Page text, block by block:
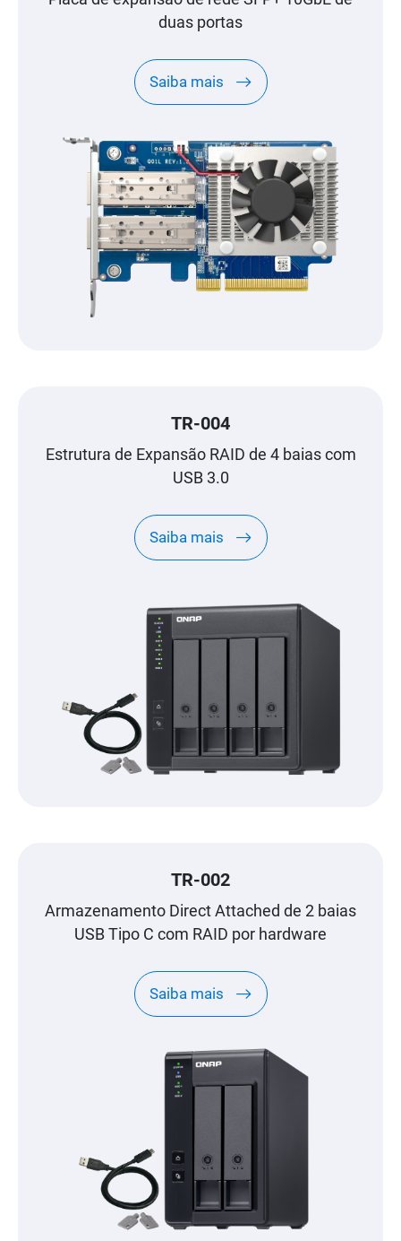
duas portas
Saiba mais
TR-004
Estrutura de Expansão RAID de 4 baias com
USB 3.0
Saiba mais
TR-002
Armazenamento Direct Attached de 2 baias
USB Tipo C com RAID por hardware
Saiba mais